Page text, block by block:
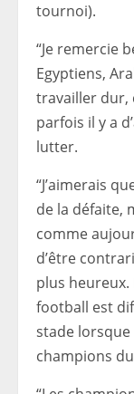
tournoi).
“Je remercie
Egyptiens,
travailler dur,
parfois il y a
lutter.
“J’aimerais
de la défaite,
comme
d’être
plus
football est
stade
champions